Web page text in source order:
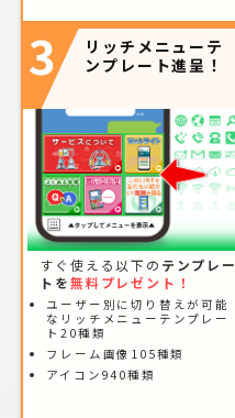
3
リッチメニューテ
ンプレート進呈！
すぐ使える以下の テンプレー
トを無料プレゼント！
ユーザー別に切り替えが可能
なリッチメニューテンプレー
ト20種類
フレーム画像105種類
アイコン940種類